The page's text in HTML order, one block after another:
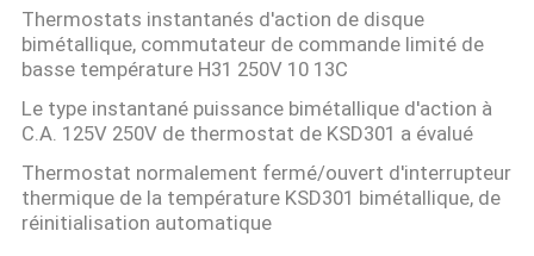
CONTACT
NOUVELLES
TOUS
LES
Thermostats instantanés d'action de disque
bimétallique, commutateur de commande limité de
basse température H31 250V 10 13C
Le type instantané puissance bimétallique d'action à
C.A. 125V 250V de thermostat de KSD301 a évalué
Thermostat normalement fermé/ouvert d'interrupteur
thermique de la température KSD301 bimétallique, de
réinitialisation automatique